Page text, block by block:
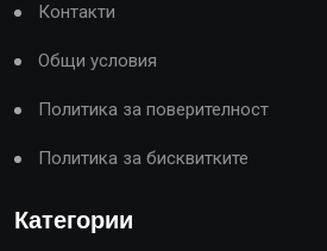
Контакти
Общи условия
Политика за поверителност
Политика за бисквитките
Категории